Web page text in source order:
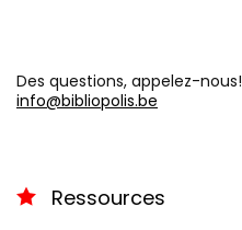
Des questions, appelez-nous!
info@bibliopolis.be
Ressources